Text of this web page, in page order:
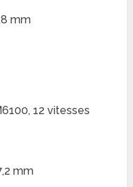
mm
12 vitesses
mm